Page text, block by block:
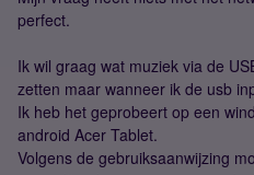
perfect.
Ik wil graag wat muziek via de
zetten maar wanneer ik de usb
Ik heb het geprobeert op een
android Acer Tablet.
Volgens de gebruiksaanwijzing